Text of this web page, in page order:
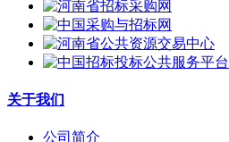
关于我们
公司简介